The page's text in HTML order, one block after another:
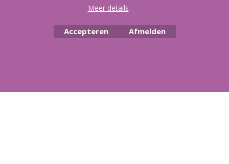
Copyright Aquasilver 2025, Al meer dan 21 jaar het vertrouwd adres
voor zwembaden en alle toebehoren.
Meer details
Accepteren Afmelden